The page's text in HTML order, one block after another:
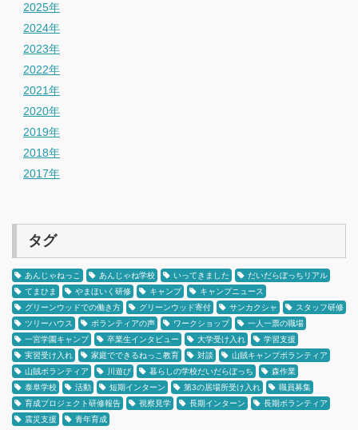
2025年
2024年
2023年
2022年
2021年
2020年
2019年
2018年
2017年
タグ
あんじゃねっこ あんじゃね学校 いってきました
だいだらぼっちリアル
てまひま
やまほいく研修 キャンプ
キャンプニュース
グリーンウッドでの働き方
グリーンウッド寄付 サンカクシャ
スタッフ研修
ツリーハウス
ボランティアの声 ワークショップ
一人一票の職場
一宮学園キャンプ
卒業生インタビュー 大学受け入れ
学習支援
実習受け入れ
家庭でできるねっこ教育 対談
山賊キャンプボランティア
山賊ボランティア
川遊び 暮らしの学校だいだらぼっち
森作業
泰阜学校
活動 短期インターン 第3の居場所受け入れ
職員募集
育成プロジェクト研修報告
視察見学 長期インターン
長期ボランティア
震災支援
青年育成